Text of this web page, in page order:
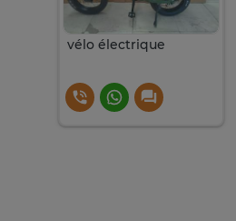
vélo électrique